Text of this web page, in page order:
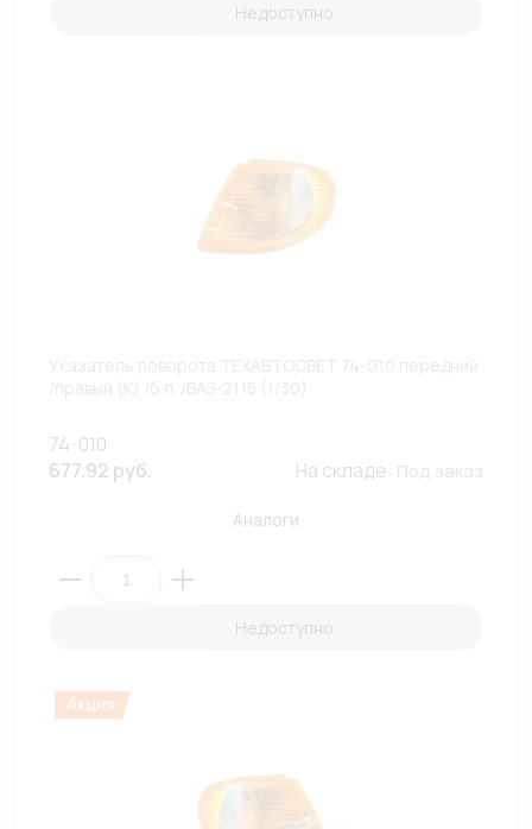
Недоступно
74-010
677.92 руб.
На складе:
Аналоги
Недоступно